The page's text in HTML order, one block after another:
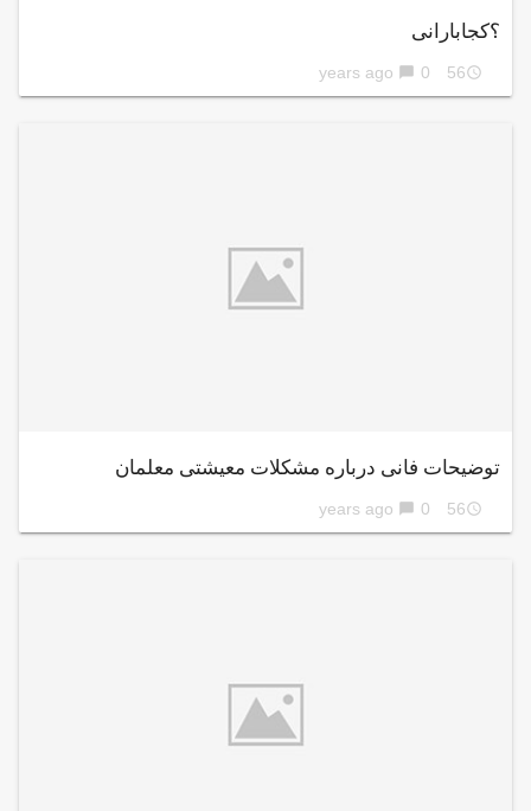
؟کجابارانی
access_time
56 years ago
chat_bubble 0
توضیحات فانی درباره مشکلات معیشتی معلمان
access_time
56 years ago
chat_bubble 0